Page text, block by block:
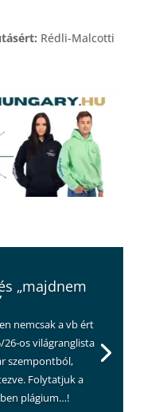
Rédli-Malcotti
„majdnem
nemcsak a vb ért
26-os világranglista
szempontból,
Folytatjuk a
plágium…!